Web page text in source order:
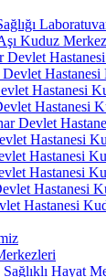
Kuduz
Devlet
Hastanesi
Hastanesi
Devlet
Hastanesi
Hastanesi
Hastanesi
Hastanesi
Hastanesi
Hayat